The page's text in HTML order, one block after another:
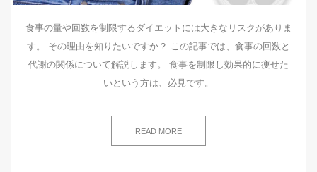
食事の量や回数を制限するダイエットには大きなリスクがありま
す。 その理由を知りたいですか？ この記事では、食事の回数と
代謝の関係について解説します。 食事を制限し効果的に痩せた
いという方は、必見です。
READ MORE